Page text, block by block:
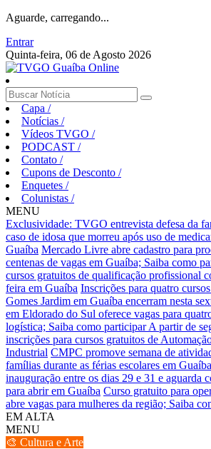
Aguarde, carregando...
Entrar
Quinta-feira, 06 de Agosto 2026
Capa /
Notícias /
Vídeos TVGO /
PODCAST /
Contato /
Cupons de Desconto /
Enquetes /
Colunistas /
MENU
Exclusividade: TVGO entrevista defesa da
caso de idosa que morreu após uso de
Guaíba Mercado Livre abre cadastro para
centenas de vagas em Guaíba; Saiba como
cursos gratuitos de qualificação profissional
feira em Guaíba Inscrições para quatro
Gomes Jardim em Guaíba encerram nesta
em Eldorado do Sul oferece vagas para
logística; Saiba como participarA partir de
inscrições para cursos gratuitos de
Industrial CMPC promove semana de
famílias durante as férias escolares em Guaíba
inauguração entre os dias 29 e 31 e aguarda
para abrir em Guaíba Curso gratuito para
abre vagas para mulheres da região; Saiba
EM ALTA
MENU
🎨 Cultura e Arte